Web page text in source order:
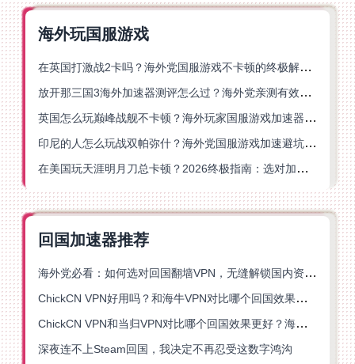
海外玩国服游戏
在英国打激战2卡吗？海外党国服游戏不卡顿的终极解决方案
放开那三国3海外加速器测评怎么过？海外党亲测有效的国服游戏加速指南
英国怎么玩巅峰战舰不卡顿？海外玩家国服游戏加速器终极指南
印尼的人怎么玩战双帕弥什？海外党国服游戏加速避坑指南
在美国玩天涯明月刀总卡顿？2026终极指南：选对加速器让你丝滑连招
回国加速器推荐
海外党必看：如何选对回国翻墙VPN，无缝解锁国内资源？
ChickCN VPN好用吗？和海牛VPN对比哪个回国效果更好？
ChickCN VPN和当归VPN对比哪个回国效果更好？海外党亲测后选了它
深夜连不上Steam回国，我决定不再忍受这数字鸿沟